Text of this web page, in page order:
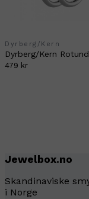
Dyrberg/Kern
479 kr
Jewelbox.no
Skandinaviske
i Norge